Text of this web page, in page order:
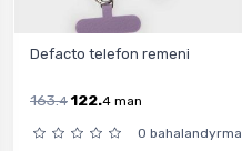
Defacto telefon remeni
163.4 122.4 man
0 bahalandyrma